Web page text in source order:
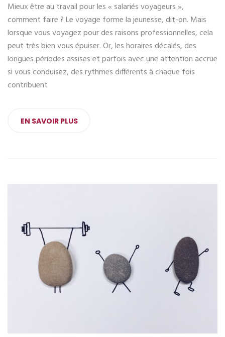
Mieux être au travail pour les « salariés voyageurs »,
comment faire ? Le voyage forme la jeunesse, dit-on. Mais
lorsque vous voyagez pour des raisons professionnelles, cela
peut très bien vous épuiser. Or, les horaires décalés, des
longues périodes assises et parfois avec une attention accrue
si vous conduisez, des rythmes différents à chaque fois
contribuent
EN SAVOIR PLUS